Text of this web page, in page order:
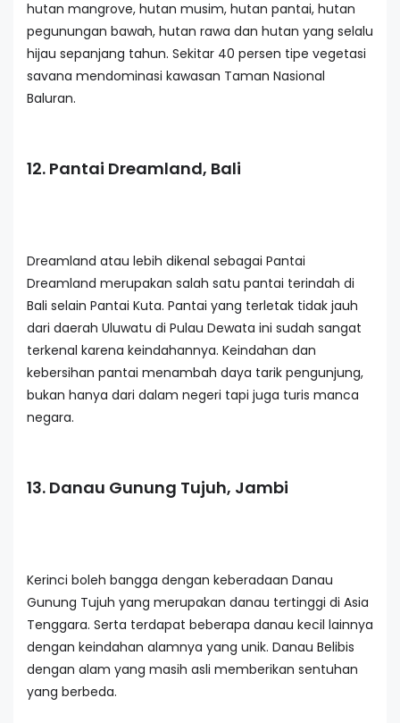
hutan mangrove, hutan musim, hutan pantai, hutan
pegunungan bawah, hutan rawa dan hutan yang selalu
hijau sepanjang tahun. Sekitar 40 persen tipe vegetasi
savana mendominasi kawasan Taman Nasional
Baluran.
12. Pantai Dreamland, Bali
Dreamland atau lebih dikenal sebagai Pantai
Dreamland merupakan salah satu pantai terindah di
Bali selain Pantai Kuta. Pantai yang terletak tidak jauh
dari daerah Uluwatu di Pulau Dewata ini sudah sangat
terkenal karena keindahannya. Keindahan dan
kebersihan pantai menambah daya tarik pengunjung,
bukan hanya dari dalam negeri tapi juga turis manca
negara.
13. Danau Gunung Tujuh, Jambi
Kerinci boleh bangga dengan keberadaan Danau
Gunung Tujuh yang merupakan danau tertinggi di Asia
Tenggara. Serta terdapat beberapa danau kecil lainnya
dengan keindahan alamnya yang unik. Danau Belibis
dengan alam yang masih asli memberikan sentuhan
yang berbeda.